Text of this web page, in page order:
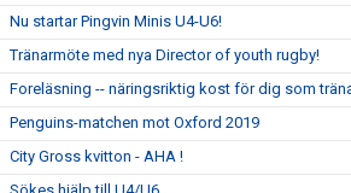
Nu startar Pingvin Minis U4-U6!
Tränarmöte med nya Director of youth rugby!
Foreläsning -- näringsriktig kost för dig som
Penguins-matchen mot Oxford 2019
City Gross kvitton - AHA !